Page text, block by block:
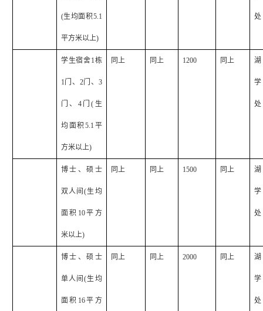
(生均面积5.1
平方米以上)
处
学生宿舍1栋
1门、 2门、 3
门、 4门( 生
均面积 5.1 平
方米以上)
同上 同上 1200 同上
处
博士、硕士
双人间(生均
面积 10平方
米以上)
同上 同上 1500 同上
处
博士、硕士
单人间(生均
面积 16平方
同上 同上 2000 同上
处